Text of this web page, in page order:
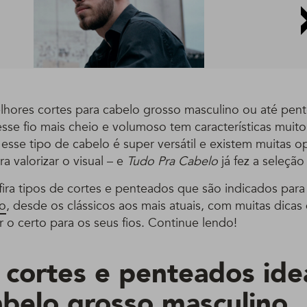
cortes para cabelo grosso masculino ou até
fio mais cheio e volumoso tem características
tipo de cabelo é super versátil e existem muitas
valorizar o visual – e Tudo Pra Cabelo já fez a
tipos de cortes e penteados que são indicados
, desde os clássicos aos mais atuais, com muitas
o certo para os seus fios. Continue lendo!
e penteados